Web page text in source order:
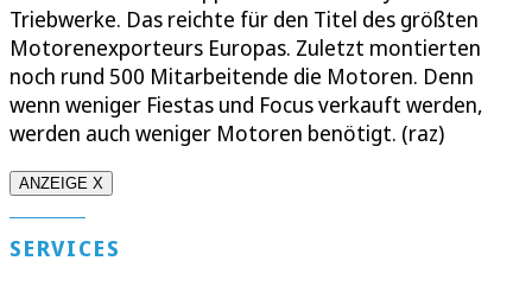
Triebwerke. Das reichte für den Titel des größten
Motorenexporteurs Europas. Zuletzt montierten
noch rund 500 Mitarbeitende die Motoren. Denn
wenn weniger Fiestas und Focus verkauft werden,
werden auch weniger Motoren benötigt. (raz)
ANZEIGE X
SERVICES